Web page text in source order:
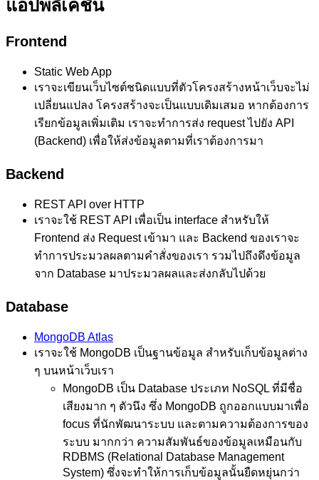
แอปพลิเคชัน
Frontend
Static Web App
เราจะเขียนเว็บไซต์ชนิดแบบที่ตัวโครงสร้างหน้าเว็บจะไม่
เปลี่ยนแปลง โครงสร้างจะเป็นแบบเดิมเสมอ หากต้องการ
เรียกข้อมูลเพิ่มเติม เราจะทำการส่ง request ไปยัง API
(Backend) เพื่อให้ส่งข้อมูลตามที่เราต้องการมา
Backend
REST API over HTTP
เราจะใช้ REST API เพื่อเป็น interface สำหรับให้
Frontend ส่ง Request เข้ามา และ Backend ของเราจะ
ทำการประมวลผลตามคำสั่งของเรา รวมไปถึงดึงข้อมูล
จาก Database มาประมวลผลและส่งกลับไปด้วย
Database
MongoDB Atlas
เราจะใช้ MongoDB เป็นฐานข้อมูล สำหรับเก็บข้อมูลต่าง
ๆ บนหน้าเว็บเรา
MongoDB เป็น Database ประเภท NoSQL ที่มีชื่อ
เสียงมาก ๆ ตัวนึง ซึ่ง MongoDB ถูกออกแบบมาเพื่อ
focus ที่นักพัฒนาระบบ และตามความต้องการของ
ระบบ มากกว่า ความสัมพันธ์ของข้อมูลเหมือนกับ
RDBMS (Relational Database Management
System) ซึ่งจะทำให้การเก็บข้อมูลนั้นยืดหยุ่นกว่า